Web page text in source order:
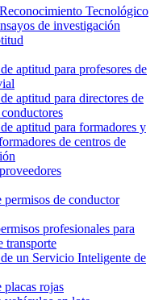
Tecnológico
de investigación
aptitud para profesores de
aptitud para directores de
aptitud para formadores y
de centros de
permisos de conductor
profesionales para
transporte
un Servicio Inteligente de
placas rojas